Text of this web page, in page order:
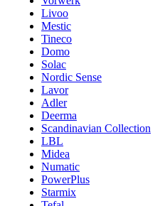
Livoo
Mestic
Tineco
Domo
Solac
Nordic Sense
Lavor
Adler
Deerma
Scandinavian Collection
LBL
Midea
Numatic
PowerPlus
Starmix